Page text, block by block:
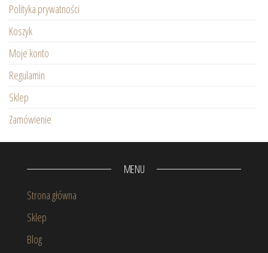
Polityka prywatności
Koszyk
Moje konto
Regulamin
Sklep
Zamówienie
MENU
Strona główna
Sklep
Blog